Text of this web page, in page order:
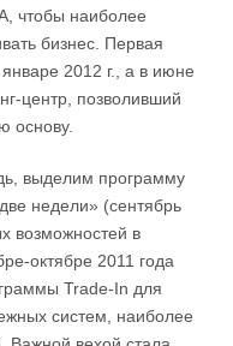
чтобы наиболее
бизнес. Первая
2012 г., а в июне
центр, позволивший
основу.
выделим программу
недели» (сентябрь
возможностей в
октябре 2011 года
Trade-In для
систем, наиболее